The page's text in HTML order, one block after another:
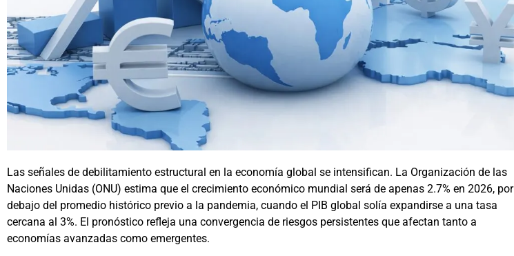
Las señales de debilitamiento estructural en la economía global se intensifican. La Organización de las
Naciones Unidas (ONU) estima que el crecimiento económico mundial será de apenas 2.7% en 2026, por
debajo del promedio histórico previo a la pandemia, cuando el PIB global solía expandirse a una tasa
cercana al 3%. El pronóstico refleja una convergencia de riesgos persistentes que afectan tanto a
economías avanzadas como emergentes.